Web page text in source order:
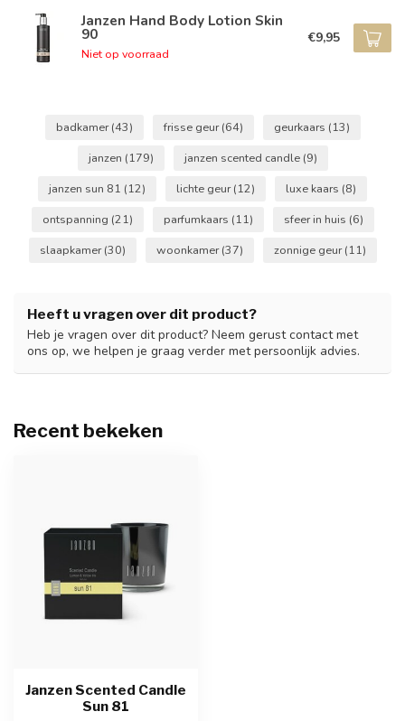
Janzen Hand Body Lotion Skin
90
Niet op voorraad
€9,95
badkamer(43) frisse geur(64) geurkaars (13)
janzen (179) janzen scented candle (9)
janzen sun 81 (12) lichte geur(12) luxe kaars (8)
ontspanning (21) parfumkaars (11) sfeer in huis (6)
slaapkamer(30) woonkamer(37) zonnige geur(11)
Heeft u vragen over dit product?
Heb je vragen over dit product? Neem gerust contact met
ons op, we helpen je graag verder met persoonlijk advies.
Recent bekeken
Janzen Scented Candle
Sun 81